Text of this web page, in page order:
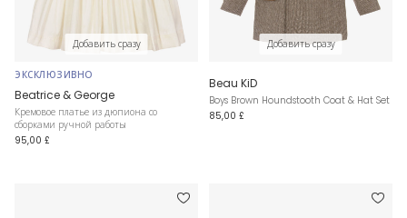
Добавить сразу
ЭКСКЛЮЗИВНО
Beatrice & George
Кремовое платье из дюпиона со
сборками ручной работы
95,00 £
Добавить сразу
Beau KiD
Boys Brown Houndstooth Coat & Hat Set
85,00 £